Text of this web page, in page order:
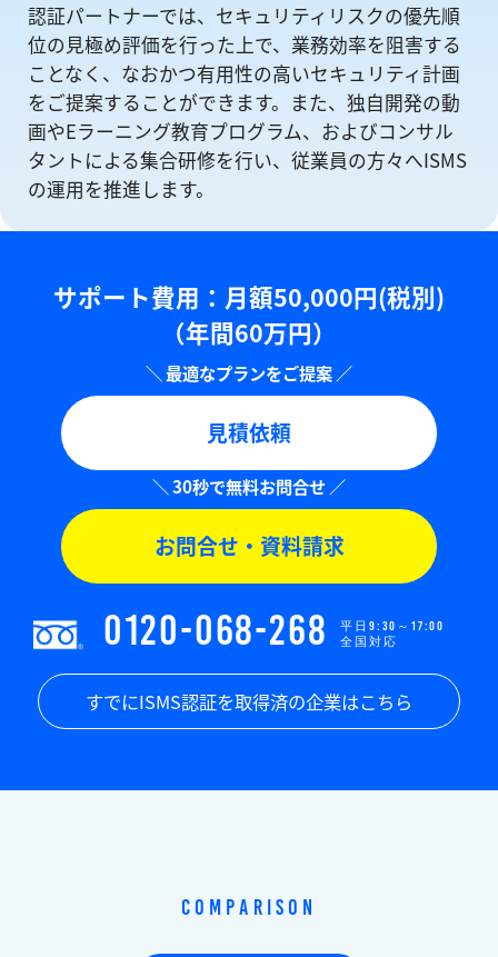
認証パートナーでは、セキュリティリスクの優先順
位の⾒極め評価を⾏った上で、業務効率を阻害する
ことなく、なおかつ有⽤性の⾼いセキュリティ計画
をご提案することができます。また、独自開発の動
画やEラーニング教育プログラム、およびコンサル
タントによる集合研修を⾏い、従業員の方々へISMS
の運⽤を推進します。
サポート費用：⽉額50,000円(税別)
（年間60万円）
見積依頼
お問合せ・資料請求
0120-068-268
平日9:30～17:00
全国対応
すでにISMS認証を取得済の企業はこちら
Comparison